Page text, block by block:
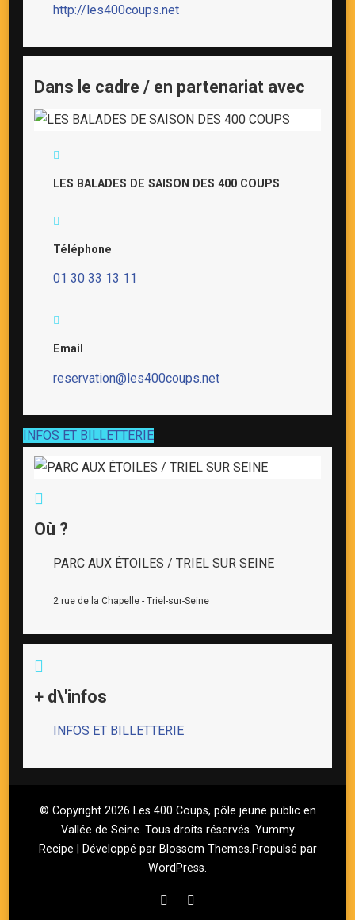
http://les400coups.net
Dans le cadre / en partenariat avec
LES BALADES DE SAISON DES 400 COUPS
Téléphone
01 30 33 13 11
Email
reservation@les400coups.net
INFOS ET BILLETTERIE
Où ?
PARC AUX ÉTOILES / TRIEL SUR SEINE
2 rue de la Chapelle - Triel-sur-Seine
+ d\'infos
INFOS ET BILLETTERIE
© Copyright 2026 Les 400 Coups, pôle jeune public en
Vallée de Seine. Tous droits réservés. Yummy
Recipe | Développé par Blossom Themes.Propulsé par
WordPress.